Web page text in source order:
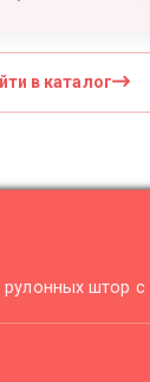
в каталог
штор с